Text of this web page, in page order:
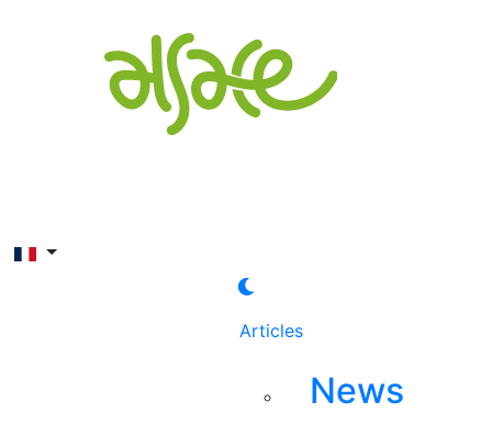
Articles
News